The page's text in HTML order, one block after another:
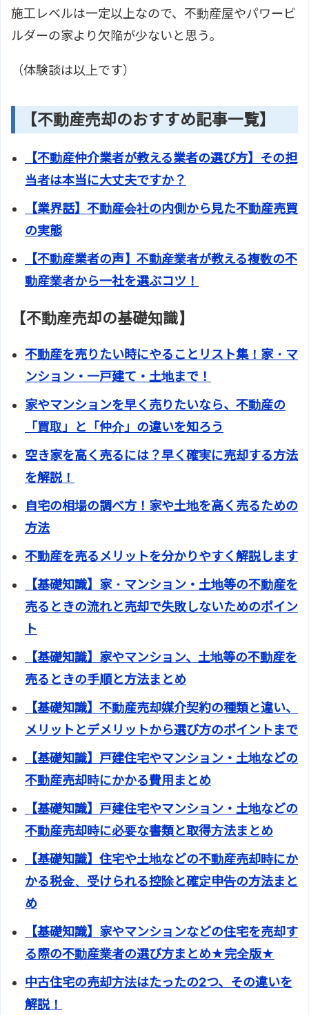
施工レベルは一定以上なので、不動産屋やパワービ
ルダーの家より欠陥が少ないと思う。
（体験談は以上です）
【不動産売却のおすすめ記事一覧】
【不動産仲介業者が教える業者の選び方】その担
当者は本当に大丈夫ですか？
【業界話】不動産会社の内側から見た不動産売買
の実態
【不動産業者の声】不動産業者が教える複数の不
動産業者から一社を選ぶコツ！
【不動産売却の基礎知識】
不動産を売りたい時にやることリスト集！家・マ
ンション・一戸建て・土地まで！
家やマンションを早く売りたいなら、不動産の
「買取」と「仲介」の違いを知ろう
空き家を高く売るには？早く確実に売却する方法
を解説！
自宅の相場の調べ方！家や土地を高く売るための
方法
不動産を売るメリットを分かりやすく解説します
【基礎知識】家・マンション・土地等の不動産を
売るときの流れと売却で失敗しないためのポイン
ト
【基礎知識】家やマンション、土地等の不動産を
売るときの手順と方法まとめ
【基礎知識】不動産売却媒介契約の種類と違い、
メリットとデメリットから選び方のポイントまで
【基礎知識】戸建住宅やマンション・土地などの
不動産売却時にかかる費用まとめ
【基礎知識】戸建住宅やマンション・土地などの
不動産売却時に必要な書類と取得方法まとめ
【基礎知識】住宅や土地などの不動産売却時にか
かる税金、受けられる控除と確定申告の方法まと
め
【基礎知識】家やマンションなどの住宅を売却す
る際の不動産業者の選び方まとめ★完全版★
中古住宅の売却方法はたったの2つ、その違いを
解説！